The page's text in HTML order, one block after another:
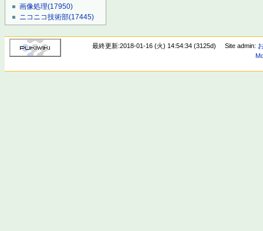
画像処理(17950)
ニコニコ技術部(17445)
最終更新:2018-01-16 (火) 14:54:34 (3125d) Site admin: